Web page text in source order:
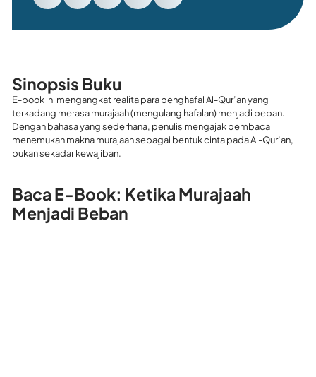
Sinopsis Buku
E-book ini mengangkat realita para penghafal Al-Qur’an yang
terkadang merasa murajaah (mengulang hafalan) menjadi beban.
Dengan bahasa yang sederhana, penulis mengajak pembaca
menemukan makna murajaah sebagai bentuk cinta pada Al-Qur’an,
bukan sekadar kewajiban.
Baca E-Book: Ketika Murajaah
Menjadi Beban